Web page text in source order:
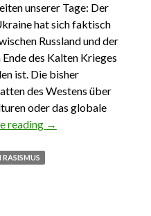
unserer Tage: Der
hat sich faktisch
Russland und der
des Kalten Krieges
ist. Die bisher
des Westens über
oder das globale
reading 5.05.2022. Putin und
→
RASISMUS